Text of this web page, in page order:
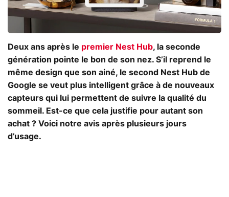
Deux ans après le premier Nest Hub, la seconde
génération pointe le bon de son nez. S’il reprend le
même design que son ainé, le second Nest Hub de
Google se veut plus intelligent grâce à de nouveaux
capteurs qui lui permettent de suivre la qualité du
sommeil. Est-ce que cela justifie pour autant son
achat ? Voici notre avis après plusieurs jours
d’usage.